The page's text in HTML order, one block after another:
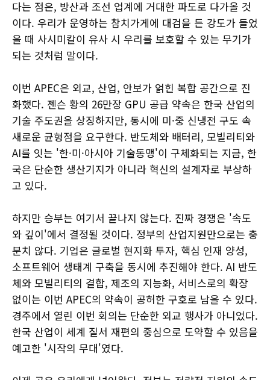
다는 점은, 방산과 조선 업계에 거대한 파도로 다가올 것
이다. 우리가 운영하는 참치가게에 대검을 든 강도가 들었
을 때 사시미칼이 유사 시 우리를 보호할 수 있는 무기가
되는 것처럼 말이다.
이번 APEC은 외교, 산업, 안보가 얽힌 복합 공간으로 진
화했다. 젠슨 황의 26만장 GPU 공급 약속은 한국 산업의
기술 주도권을 상징하지만, 동시에 미·중 신냉전 구도 속
새로운 균형점을 요구한다. 반도체와 배터리, 모빌리티와
AI를 잇는 '한·미·아시아 기술동맹'이 구체화되는 지금, 한
국은 단순한 생산기지가 아니라 혁신의 설계자로 부상하
고 있다.
하지만 승부는 여기서 끝나지 않는다. 진짜 경쟁은 '속도
와 깊이'에서 결정될 것이다. 정부의 산업지원만으로는 충
분치 않다. 기업은 글로벌 현지화 투자, 핵심 인재 양성,
소프트웨어 생태계 구축을 동시에 추진해야 한다. AI 반도
체와 모빌리티의 결합, 제조의 지능화, 서비스로의 확장
없이는 이번 APEC의 약속이 공허한 구호로 남을 수 있다.
경주에서 열린 이번 회의는 단순한 외교 행사가 아니었다.
한국 산업이 세계 질서 재편의 중심으로 도약할 수 있음을
예고한 '시작의 무대'였다.